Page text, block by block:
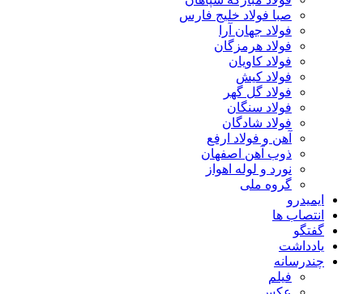
صبا فولاد خلیج فارس
فولاد جهان آرا
فولاد هرمزگان
فولاد کاویان
فولاد کیش
فولاد گل گهر
فولاد سنگان
فولاد شادگان
آهن و فولاد ارفع
ذوب آهن اصفهان
نورد و لوله اهواز
گروه ملی
ایمیدرو
انتصاب ها
گفتگو
یادداشت
چندرسانه
فیلم